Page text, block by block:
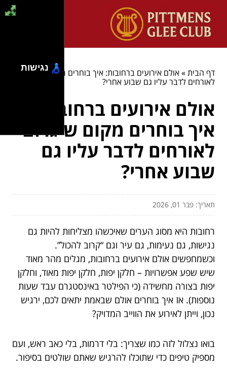
דף הבית»אולם אירועים ברחובות: איך בוחרים מקום שיגרום
לאורחים לדבר עליו גם שבוע אחרי?
אולם אירועים ברחובות:
איך בוחרים מקום שיגרום
לאורחים לדבר עליו גם
שבוע אחרי?
תאריך: פבר 01, 2026
רחובות היא מסוג הערים שאיכשהו מצליחות להיות גם
נגישות, גם נעימות, גם עיר וגם “קרוב להכול”.
וכשמחפשים אולם אירועים ברחובות, מגלים מהר מאוד
שיש שפע אפשרויות – חלקן יפות, חלקן יפות מאוד, וחלקן
יפות בצורה מחשידה (כי הפילטר באינסטגרם עבד שעות
נוספות). אז איך בוחרים אולם שבאמת יתאים לכם, ירגיש
נכון, וייתן לאירוע את הווייב המדויק?
בואו נצלול לזה כמו שצריך: בלי דרמות, בלי כאב ראש, ועם
מספיק טיפים כדי שתוכלו להרגיש שאתם שולטים בסיפור.
נגישות